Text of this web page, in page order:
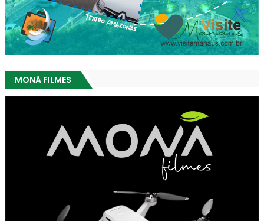
MONÃ FILMES